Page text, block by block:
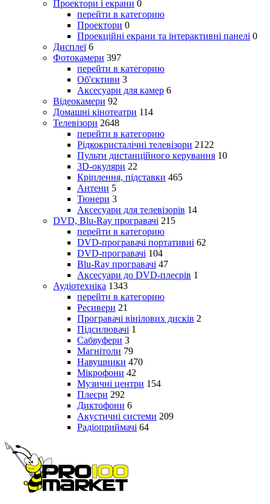
Проектори і екрани 0
перейти в категорию
Проектори 0
Проекційні екрани та інтерактивні панелі 0
Дисплеї 6
Фотокамери 397
перейти в категорию
Об'єктиви 3
Аксесуари для камер 6
Відеокамери 92
Домашні кінотеатри 114
Телевізори 2648
перейти в категорию
Рідкокристалічні телевізори 2122
Пульти дистанційного керування 10
3D-окуляри 22
Кріплення, підставки 465
Антени 5
Тюнери 3
Аксесуари для телевізорів 14
DVD, Blu-Ray програвачі 215
перейти в категорию
DVD-програвачі портативні 62
DVD-програвачі 104
Blu-Ray програвачі 47
Аксесуари до DVD-плеєрів 1
Аудіотехніка 1343
перейти в категорию
Ресивери 21
Програвачі вінілових дисків 2
Підсилювачі 1
Сабвуфери 3
Магнітоли 79
Навушники 470
Мікрофони 42
Музичні центри 154
Плеєри 292
Диктофони 6
Акустичні системи 209
Радіоприймачі 64